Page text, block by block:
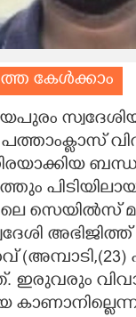
കേൾക്കാം
സെയിൽസ്
അഭിജിത്ത്
(അമ്പാടി,(23)
ഇരുവരും